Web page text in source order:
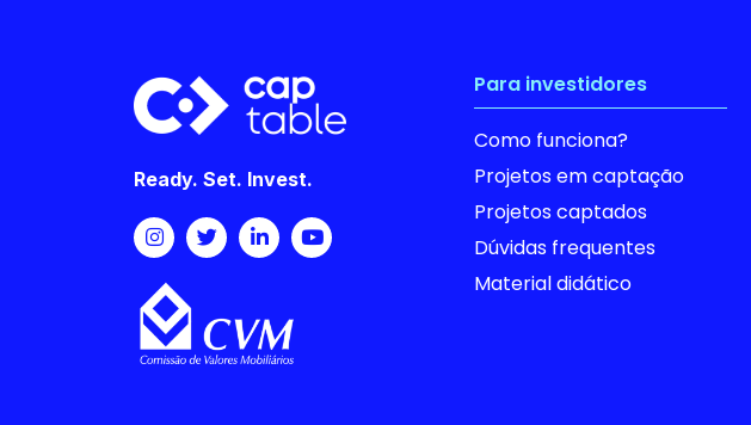
Ready. Set. Invest.
Para investidores
Como funciona?
Projetos em captação
Projetos captados
Dúvidas frequentes
Material didático